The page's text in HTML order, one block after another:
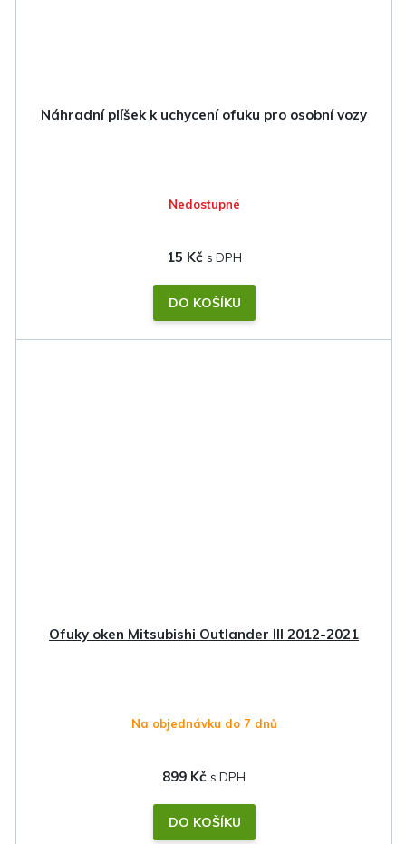
Náhradní plíšek k uchycení ofuku pro osobní vozy
Nedostupné
15 Kč
DO KOŠÍKU
Ofuky oken Mitsubishi Outlander III 2012-2021
Na objednávku do 7 dnů
899 Kč
DO KOŠÍKU